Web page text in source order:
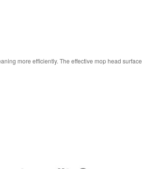
more efficiently. The effective mop head surface